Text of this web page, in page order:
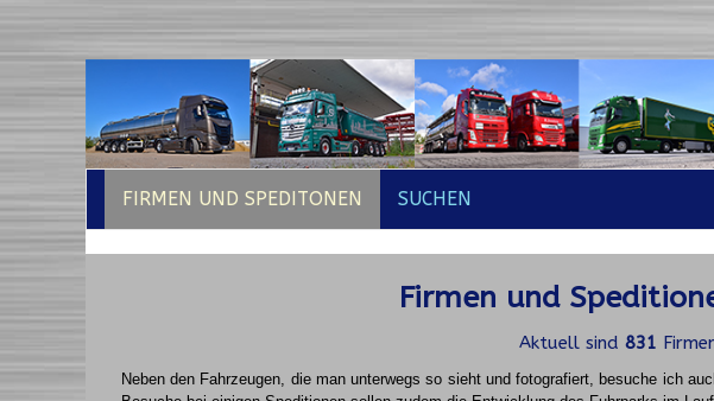
FIRMEN UND SPEDITONEN SUCHEN
Firmen und
Aktuell sind 831
Neben den Fahrzeugen, die man unterwegs so sieht und fotografiert, besuche ich